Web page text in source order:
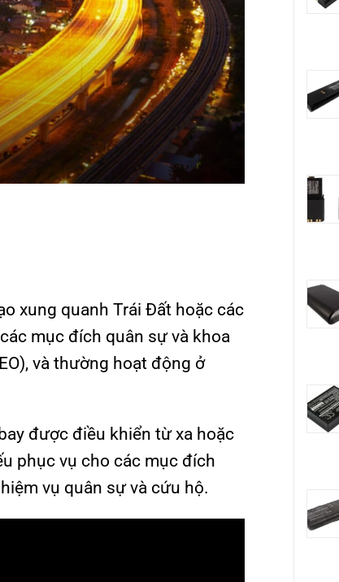
xung quanh Trái Đất hoặc các
mục đích quân sự và khoa
và thường hoạt động ở
được điều khiển từ xa hoặc
phục vụ cho các mục đích
vụ quân sự và cứu hộ.